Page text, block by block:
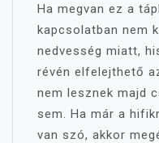
Ha megvan ez a
kapcsolatban nem
nedvesség miatt,
révén elfelejthető
nem lesznek majd
sem. Ha már a
van szó, akkor